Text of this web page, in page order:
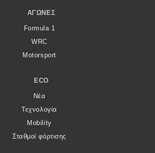
ΑΓΏΝΕΣ
Formula 1
WRC
Motorsport
ECO
Νέα
Τεχνολογία
Mobility
Σταθμοί φόρτισης